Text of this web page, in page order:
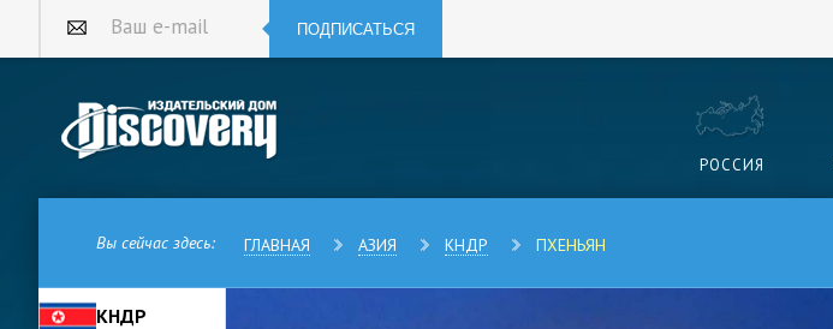
Ваш e-mail ПОДПИСАТЬСЯ
РОССИЯ
Вы сейчас здесь: ГЛАВНАЯ АЗИЯ КНДР ПХЕНЬЯН
КНДР